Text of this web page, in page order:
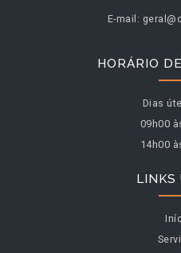
E-mail:
HORÁRIO
Dias
09h00
14h00
LINKS